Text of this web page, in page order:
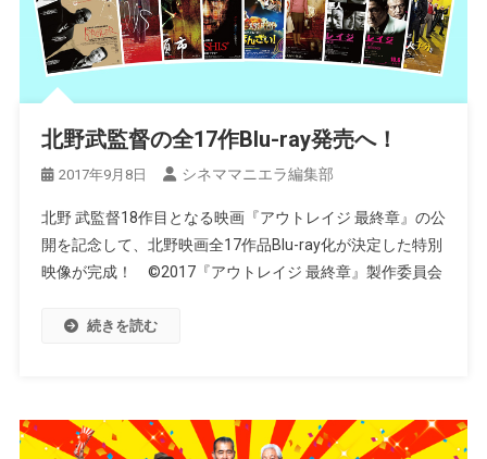
北野武監督の全17作Blu-ray発売へ！
2017年9月8日 シネママニエラ編集部
北野 武監督18作目となる映画『アウトレイジ 最終章』の公
開を記念して、北野映画全17作品Blu-ray化が決定した特別
映像が完成！ ©2017『アウトレイジ 最終章』製作委員会
続きを読む